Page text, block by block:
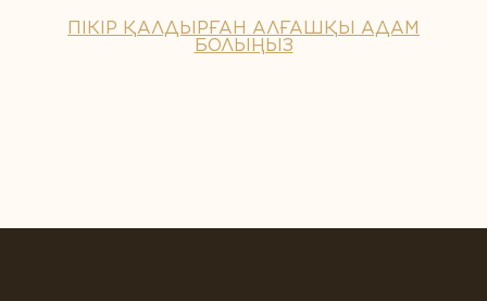
ПІКІР ҚАЛДЫРҒАН АЛҒАШҚЫ АДАМ
БОЛЫҢЫЗ